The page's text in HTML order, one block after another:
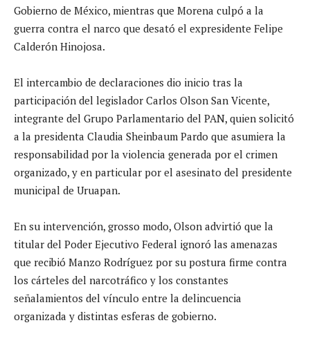
Gobierno de México, mientras que Morena culpó a la
guerra contra el narco que desató el expresidente Felipe
Calderón Hinojosa.
El intercambio de declaraciones dio inicio tras la
participación del legislador Carlos Olson San Vicente,
integrante del Grupo Parlamentario del PAN, quien solicitó
a la presidenta Claudia Sheinbaum Pardo que asumiera la
responsabilidad por la violencia generada por el crimen
organizado, y en particular por el asesinato del presidente
municipal de Uruapan.
En su intervención, grosso modo, Olson advirtió que la
titular del Poder Ejecutivo Federal ignoró las amenazas
que recibió Manzo Rodríguez por su postura firme contra
los cárteles del narcotráfico y los constantes
señalamientos del vínculo entre la delincuencia
organizada y distintas esferas de gobierno.